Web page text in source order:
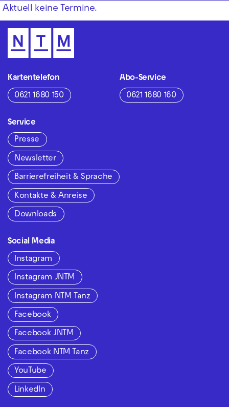
Aktuell keine Termine.
Kartentelefon
0621 1680 150
Abo-Service
0621 1680 160
Service
Presse
Newsletter
Barrierefreiheit & Sprache
Kontakte & Anreise
Downloads
Social Media
Instagram
Instagram JNTM
Instagram NTM Tanz
Facebook
Facebook JNTM
Facebook NTM Tanz
YouTube
LinkedIn